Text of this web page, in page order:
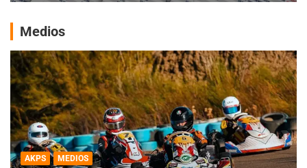
Medios
AKPS MEDIOS